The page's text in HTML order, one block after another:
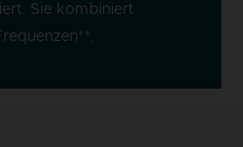
Sie kombiniert